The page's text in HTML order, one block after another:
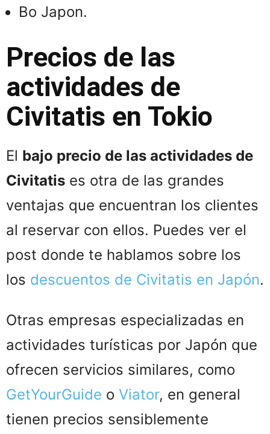
Bo Japon.
Precios de las
actividades de
Civitatis en Tokio
El bajo precio de las actividades de
Civitatis es otra de las grandes
ventajas que encuentran los clientes
al reservar con ellos. Puedes ver el
post donde te hablamos sobre los
los descuentos de Civitatis en Japón.
Otras empresas especializadas en
actividades turísticas por Japón que
ofrecen servicios similares, como
GetYourGuide o Viator, en general
tienen precios sensiblemente